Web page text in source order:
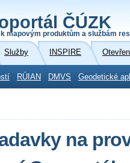
ČÚZK
mapovým produktům a službám
Služby INSPIRE
RÚIAN DMVS Geodetické
na